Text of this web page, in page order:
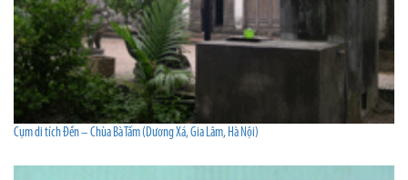
Cụm di tích Đền – Chùa Bà Tấm (Dương Xá, Gia Lâm, Hà Nội)